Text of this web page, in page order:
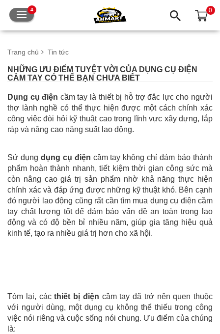
4 0
Trang chủ Tin tức
NHỮNG ƯU ĐIỂM TUYỆT VỜI CỦA DỤNG CỤ ĐIỆN
CẦM TAY CÓ THỂ BẠN CHƯA BIẾT
Dụng cụ điện cầm tay là thiết bị hỗ trợ đắc lực cho người
thợ lành nghề có thể thực hiện được một cách chính xác
công việc đòi hỏi kỹ thuật cao trong lĩnh vực xây dựng, lắp
ráp và nâng cao năng suất lao động.
Sử dụng dụng cụ điện cầm tay không chỉ đảm bảo thành
phẩm hoàn thành nhanh, tiết kiệm thời gian công sức mà
còn nâng cao giá trị sản phẩm nhờ khả năng thực hiện
chính xác và đáp ứng được những kỹ thuật khó. Bên cạnh
đó người lao động cũng rất cần tìm mua dụng cụ điện cầm
tay chất lượng tốt để đảm bảo vấn đề an toàn trong lao
động và có độ bền bỉ nhiều năm, giúp gia tăng hiệu quả
kinh tế, tạo ra nhiều giá trị hơn cho xã hội.
Tóm lại, cácthiết bị điện cầm tay đã trở nên quen thuộc
với người dùng, một dụng cụ không thể thiếu trong công
việc nói riêng và cuộc sống nói chung. Ưu điểm của chúng
là: